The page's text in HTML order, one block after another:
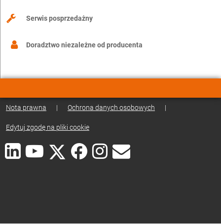
Serwis posprzedażny
Doradztwo niezależne od producenta
Nota prawna | Ochrona danych osobowych |
Edytuj zgodę na pliki cookie